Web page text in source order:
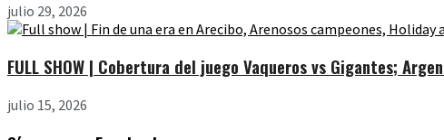
julio 29, 2026
FULL SHOW | Cobertura del juego Vaqueros vs Gigantes;
julio 15, 2026